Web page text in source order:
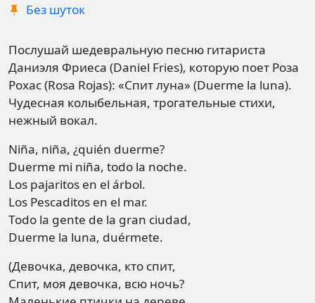
Без шуток
Послушай шедевральную песню гитариста
Даниэля Фриеса (Daniel Fries), которую поет Роза
Рохас (Rosa Rojas): «Спит луна» (Duerme la luna).
Чудесная колыбельная, трогательные стихи,
нежный вокал.
Niña, niña, ¿quién duerme?
Duerme mi niña, todo la noche.
Los pajaritos en el árbol.
Los Pescaditos en el mar.
Todo la gente de la gran ciudad,
Duerme la luna, duérmete.
(Девочка, девочка, кто спит,
Спит, моя девочка, всю ночь?